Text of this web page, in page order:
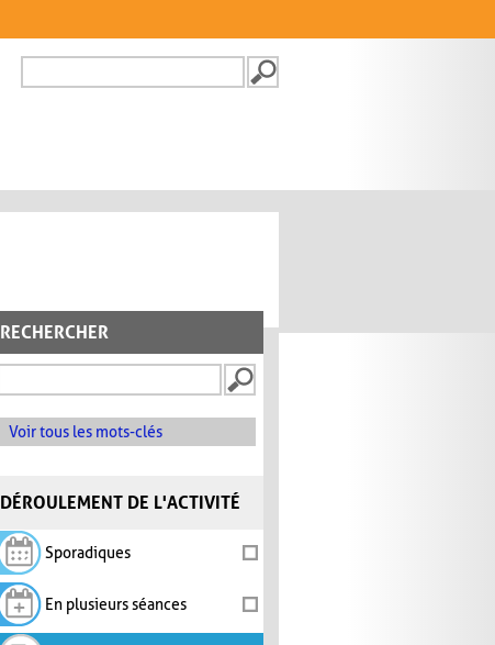
FORMULAIRE DE
RECHERCHER
Voir tous les mots-clés
DÉROULEMENT DE L'ACTIVITÉ
Sporadiques
En plusieurs séances